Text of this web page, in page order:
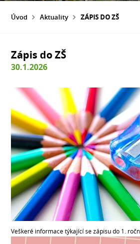
Úvod Aktuality ZÁPIS DO ZŠ
Zápis do ZŠ
30.1.2026
Veškeré informace týkající se zápisu do 1.